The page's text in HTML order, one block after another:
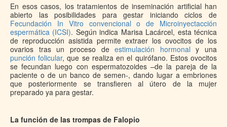
En esos casos, los tratamientos de inseminación artificial han
abierto las posibilidades para gestar iniciando ciclos de
Fecundación In Vitro convencional o de Microinyectacción
espermática (ICSI). Según indica Marisa Lacárcel, esta técnica
de reproducción asistida permite extraer los ovocitos de los
ovarios tras un proceso deestimulación hormonal y una
punción folicular, que se realiza en el quirófano. Estos ovocitos
se fecundan luego con espermatozoides –de la pareja de la
paciente o de un banco de semen-, dando lugar a embriones
que posteriormente se transfieren al útero de la mujer
preparado ya para gestar.
La función de las trompas de Falopio